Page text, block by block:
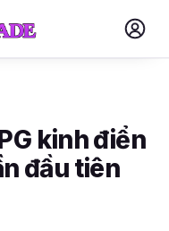
kinh điển
đầu tiên